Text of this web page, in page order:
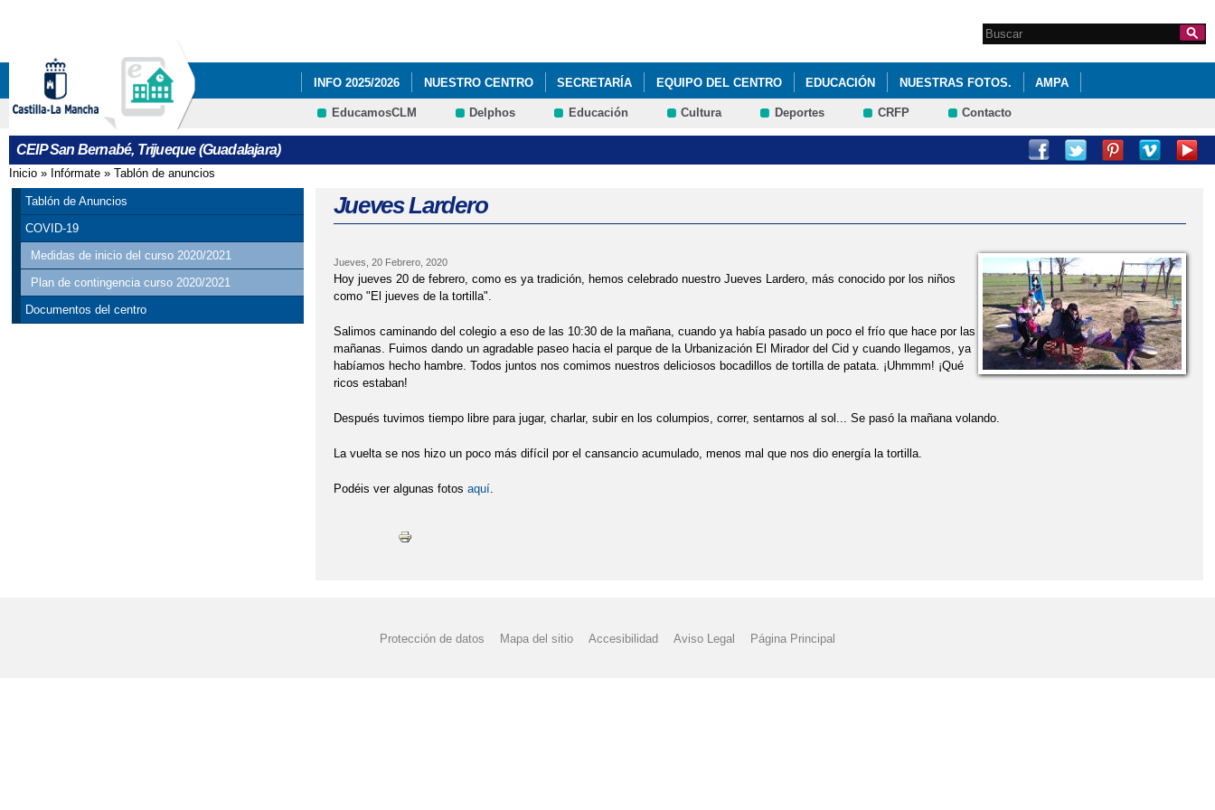
Formulario de
búsqueda
Search this site
INFO 2025/2026 NUESTRO CENTRO SECRETARÍA EQUIPO DEL CENTRO EDUCACIÓN NUESTRAS FOTOS. AMPA
CARNAVAL 2023/2024 ESCULTURAS DE ANIMALES PLAN DE EMERGENCIA PROCESO DE SOLICITUD DE CENTROS
EducamosCLM Delphos Educación Cultura Deportes CRFP Contacto
CEIP San Bernabé, Trijueque (Guadalajara)
Se encuentra usted aquí
Inicio » Infórmate » Tablón de anuncios
Tablón de Anuncios
COVID-19
Medidas de inicio del curso 2020/2021
Plan de contingencia curso 2020/2021
Documentos del centro
Jueves Lardero
Jueves, 20 Febrero, 2020
Hoy jueves 20 de febrero, como es ya tradición, hemos celebrado nuestro Jueves Lardero, más conocido por los niños
como "El jueves de la tortilla".
Salimos caminando del colegio a eso de las 10:30 de la mañana, cuando ya había pasado un poco el frío que hace por las
mañanas. Fuimos dando un agradable paseo hacia el parque de la Urbanización El Mirador del Cid y cuando llegamos, ya
habíamos hecho hambre. Todos juntos nos comimos nuestros deliciosos bocadillos de tortilla de patata. ¡Uhmmm! ¡Qué
ricos estaban!
Después tuvimos tiempo libre para jugar, charlar, subir en los columpios, correr, sentarnos al sol... Se pasó la mañana volando.
La vuelta se nos hizo un poco más difícil por el cansancio acumulado, menos mal que nos dio energía la tortilla.
Podéis ver algunas fotos aquí.
Protección de datos Mapa del sitio Accesibilidad Aviso Legal Página Principal